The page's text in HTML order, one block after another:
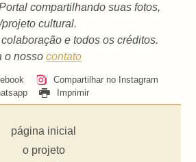
compartilhando suas fotos,
cultural.
e todos os créditos.
o nossocontato
Compartilhar no Instagram
Imprimir
página inicial
o projeto